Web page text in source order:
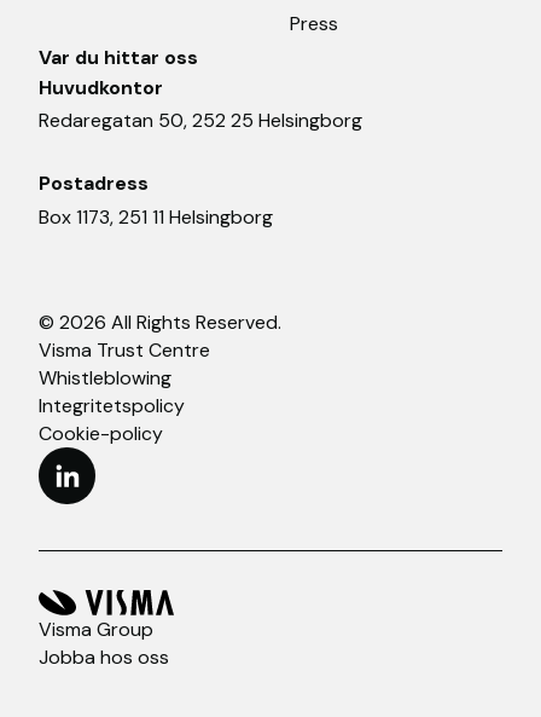
Press
Var du hittar oss
Huvudkontor
Redaregatan 50, 252 25 Helsingborg
Postadress
Box 1173, 251 11 Helsingborg
© 2026 All Rights Reserved.
Visma Trust Centre
Whistleblowing
Integritetspolicy
Cookie-policy
Visma Group
Jobba hos oss